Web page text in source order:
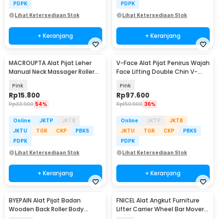
PDPK
Lihat Ketersediaan Stok
+ Keranjang
PDPK
Lihat Ketersediaan Stok
+ Keranjang
MACROUPTA Alat Pijat Leher
Manual Neck Massager Roller
Pink
Rp15.800
Rp33.900 54%
Online JKTP
JKTB
JKTU
TGR CKP
PBKS
PDPK
Lihat Ketersediaan Stok
+ Keranjang
V-Face Alat Pijat Penirus Wajah
Face Lifting Double Chin V-
Pink
Rp97.600
Rp150.900 36%
Online JKTP
JKTB
JKTU
TGR CKP
PBKS
PDPK
Lihat Ketersediaan Stok
+ Keranjang
BYEPAIN Alat Pijat Badan
Wooden Back Roller Body
FNICEL Alat Angkut Furniture
Lifter Carrier Wheel Bar Mover